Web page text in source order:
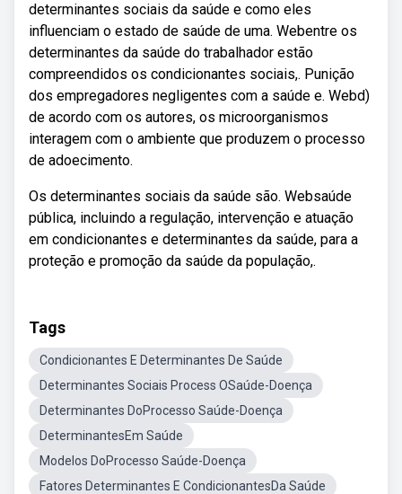
determinantes sociais da saúde e como eles
influenciam o estado de saúde de uma. Webentre os
determinantes da saúde do trabalhador estão
compreendidos os condicionantes sociais,. Punição
dos empregadores negligentes com a saúde e. Webd)
de acordo com os autores, os microorganismos
interagem com o ambiente que produzem o processo
de adoecimento.
Os determinantes sociais da saúde são. Websaúde
pública, incluindo a regulação, intervenção e atuação
em condicionantes e determinantes da saúde, para a
proteção e promoção da saúde da população,.
Tags
Condicionantes E Determinantes De Saúde
Determinantes Sociais Process OSaúde-Doença
Determinantes DoProcesso Saúde-Doença
DeterminantesEm Saúde
Modelos DoProcesso Saúde-Doença
Fatores Determinantes E CondicionantesDa Saúde